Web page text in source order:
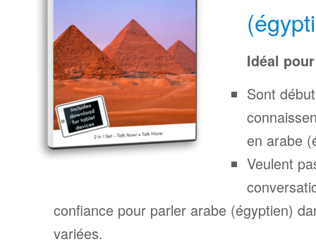
Idéal
Sont
en arabe
Veulent
confiance pour parler arabe (égyptien)
variées.